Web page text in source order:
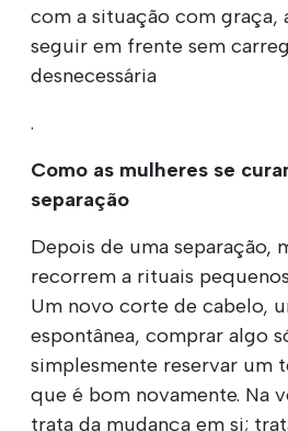
com a situação com graça,
seguir em frente sem
desnecessária
.
Como as mulheres se
separação
Depois de uma separação,
recorrem a rituais
Um novo corte de cabelo,
espontânea, comprar algo
simplesmente reservar um
que é bom novamente. Na
trata da mudança em si;